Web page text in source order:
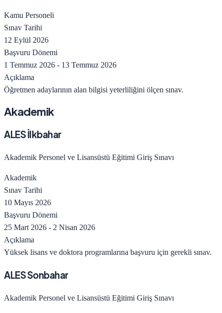
Kamu Personeli
Sınav Tarihi
12 Eylül 2026
Başvuru Dönemi
1 Temmuz 2026 - 13 Temmuz 2026
Açıklama
Öğretmen adaylarının alan bilgisi yeterliliğini ölçen sınav.
Akademik
ALES İlkbahar
Akademik Personel ve Lisansüstü Eğitimi Giriş Sınavı
Akademik
Sınav Tarihi
10 Mayıs 2026
Başvuru Dönemi
25 Mart 2026 - 2 Nisan 2026
Açıklama
Yüksek lisans ve doktora programlarına başvuru için gerekli sınav.
ALES Sonbahar
Akademik Personel ve Lisansüstü Eğitimi Giriş Sınavı